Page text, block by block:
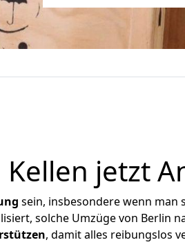
jetzt
sein, insbesondere wenn man
solche Umzüge von Berlin
, damit alles reibungslos